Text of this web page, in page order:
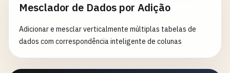
Mesclador de Dados por Adição
Adicionar e mesclar verticalmente múltiplas tabelas de
dados com correspondência inteligente de colunas